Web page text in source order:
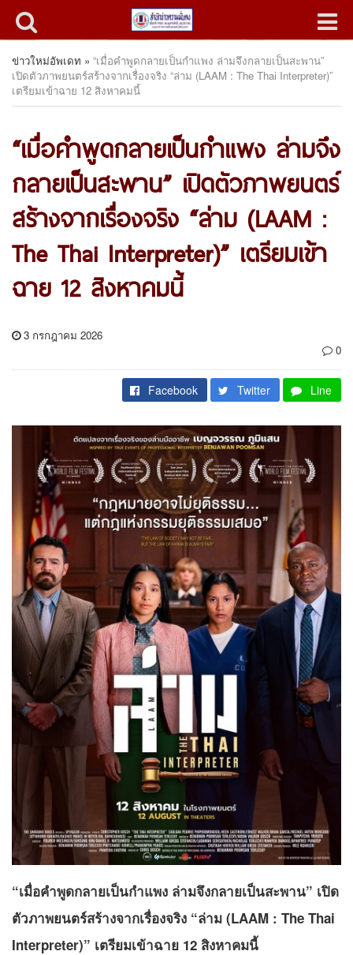
ข่าวใหม่อัพเดท » “เมื่อคำพูดกลายเป็นกำแพง ล่ามจึงกลายเป็นสะพาน”
เปิดตัวภาพยนตร์สร้างจากเรื่องจริง “ล่าม (LAAM : The Thai Interpreter)”
เตรียมเข้าฉาย 12 สิงหาคมนี้
“เมื่อคำพูดกลายเป็นกำแพง ล่ามจึง
กลายเป็นสะพาน” เปิดตัวภาพยนตร์
สร้างจากเรื่องจริง “ล่าม (LAAM :
The Thai Interpreter)” เตรียมเข้า
ฉาย 12 สิงหาคมนี้
3 กรกฎาคม 2026
0
Facebook Twitter Line
“เมื่อคำพูดกลายเป็นกำแพง ล่ามจึงกลายเป็นสะพาน” เปิด
ตัวภาพยนตร์สร้างจากเรื่องจริง “ล่าม (LAAM : The Thai
Interpreter)” เตรียมเข้าฉาย 12 สิงหาคมนี้